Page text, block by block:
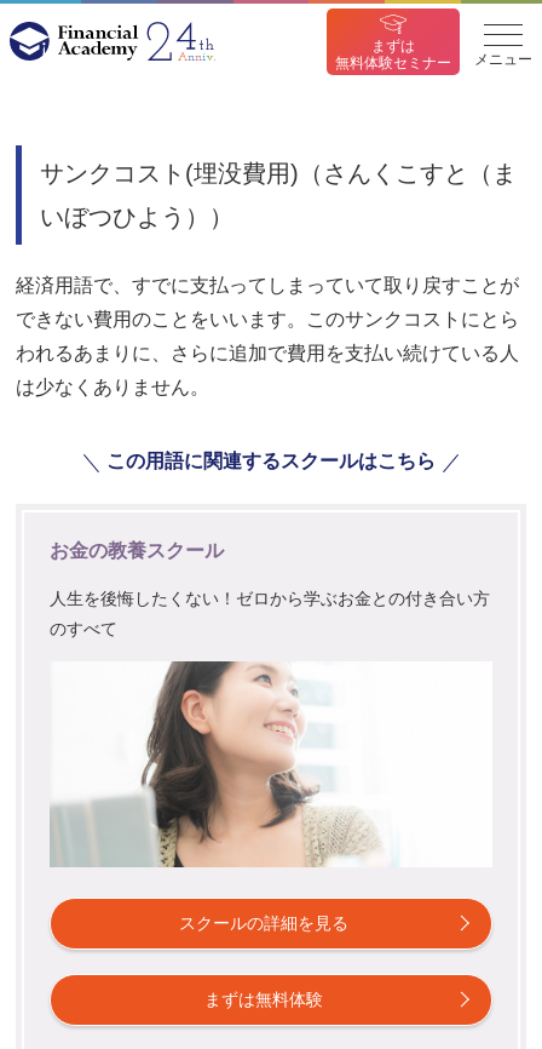
まずは
無料体験セミナー
メニュー
サンクコスト(埋没費用)（さんくこすと（ま
いぼつひよう））
経済用語で、すでに支払ってしまっていて取り戻すことが
できない費用のことをいいます。このサンクコストにとら
われるあまりに、さらに追加で費用を支払い続けている人
は少なくありません。
この用語に関連するスクールはこちら
お金の教養スクール
人生を後悔したくない！ゼロから学ぶお金との付き合い方
のすべて
スクールの詳細を見る
まずは無料体験